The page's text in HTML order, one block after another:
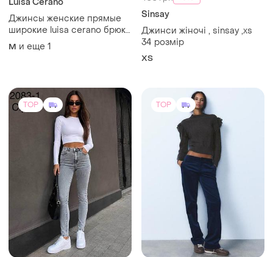
Джинсы женские прямые
широкие luisa cerano брюки
джинсовые укороченные
премиальные брендовые
M и еще 1
Sinsay
Джинси жіночі , sinsay ,xs
34 розмір
XS
TOP TOP